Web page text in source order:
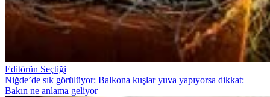
Editörün Seçtiği
Niğde’de sık görülüyor: Balkona kuşlar yuva yapıyorsa dikkat:
Bakın ne anlama geliyor